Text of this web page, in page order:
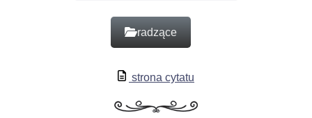
radzące
strona cytatu